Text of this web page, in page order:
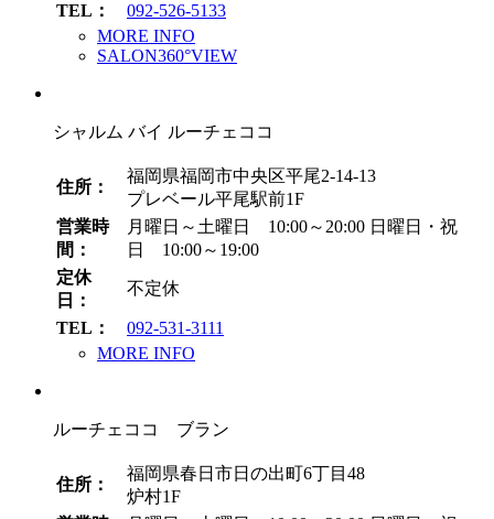
TEL：
092-526-5133
MORE INFO
SALON360°VIEW
シャルム バイ ルーチェココ
住所：
福岡県福岡市中央区平尾2-14-13
プレベール平尾駅前1F
営業時
間：
月曜日～土曜日 10:00～20:00 日曜日・祝
日 10:00～19:00
定休
日：
不定休
TEL：
092-531-3111
MORE INFO
ルーチェココ ブラン
住所：
福岡県春日市日の出町6丁目48
炉村1F